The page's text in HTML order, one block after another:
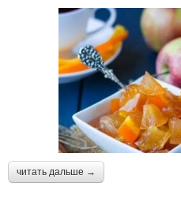
читать дальше →